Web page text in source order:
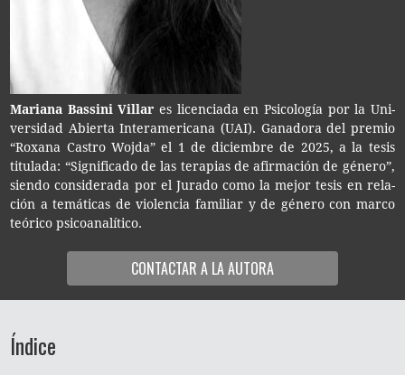
Maria­na Bas­si­ni Villar es licen­cia­da en Psi­co­lo­gía por la Uni­
ver­si­dad Abier­ta Inter­ame­ri­ca­na (UAI). Gana­do­ra del pre­mio
“Roxa­na Cas­tro Wojda” el 1 de diciem­bre de 2025, a la tesis
titu­la­da: “Sig­ni­fi­ca­do de las tera­pias de afir­ma­ción de géne­ro”,
sien­do con­si­de­ra­da por el Jura­do como la mejor tesis en rela­
ción a temá­ti­cas de vio­len­cia fami­liar y de géne­ro con marco
teó­ri­co psicoanalítico.
CON­TAC­TAR A LA AUTORA
Índice